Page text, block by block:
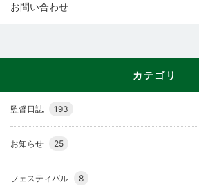
お問い合わせ
カテゴリ
監督日誌 193
お知らせ 25
フェスティバル 8